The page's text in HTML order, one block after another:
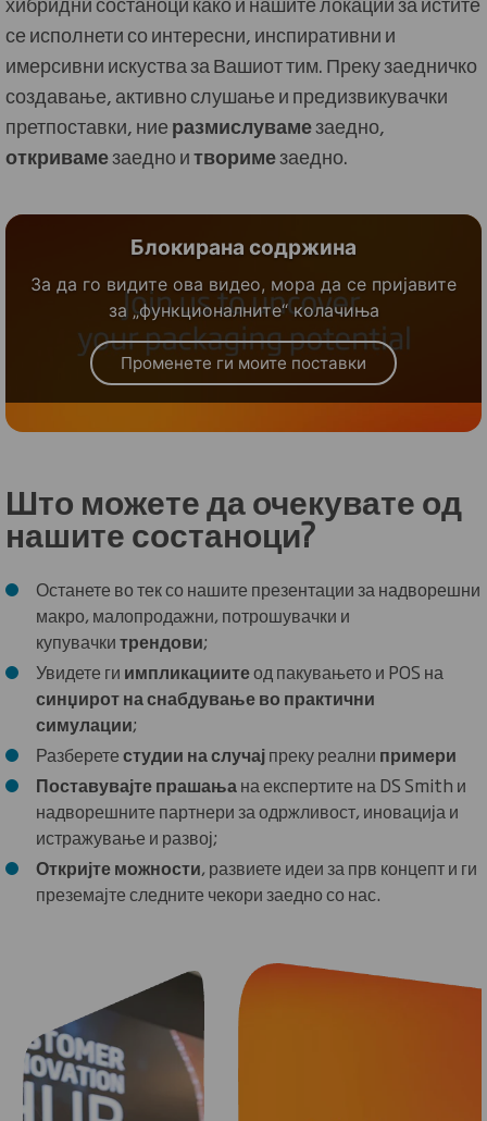
се исполнети со интересни, инспиративни и
имерсивни искуства за Вашиот тим. Преку заедничко
создавање, активно слушање и предизвикувачки
претпоставки, ниеразмислувамезаедно,
откривамезаедно итворимезаедно.
Блокирана содржина
За да го видите ова видео, мора да се пријавите
за „функционалните“ колачиња
Променете ги моите поставки
Што можете да очекувате од
нашите состаноци?
Останете во тек со нашите презентации за надворешни
макро, малопродажни, потрошувачки и
купувачкитрендови;
Увидете ги импликациитеод пакувањето и POS на
синџирот на снабдување во практични
симулации;
Разберетестудии на случајпреку реални примери
Поставувајте прашањана експертите на DS Smith и
надворешните партнери за одржливост, иновација и
истражување и развој;
Откријте можности, развиете идеи за прв концепт и ги
преземајте следните чекори заедно со нас.